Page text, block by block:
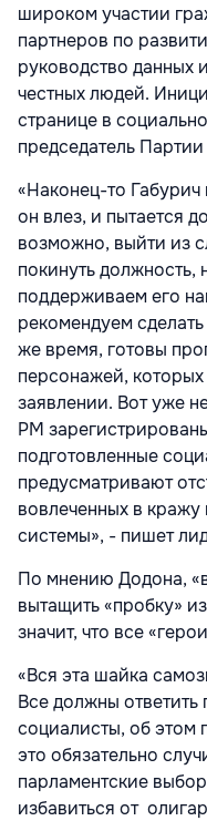
широком участии
партнеров по
руководство данных
честных людей.
странице в
председатель
«Наконец-то
он влез, и пытается
возможно, выйти из
покинуть
поддерживаем его
рекомендуем
же время, готовы
персонажей,
заявлении. Вот уже
РМ
подготовленные
предусматривают
вовлеченных в
системы», - пишет
По мнению Додона,
вытащить «пробку»
значит, что все
«Вся эта шайка
Все должны
социалисты, об этом
это обязательно
парламентские
избавиться от